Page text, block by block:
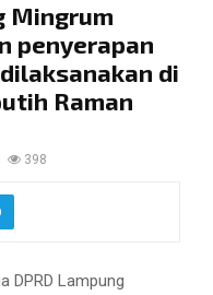
Mingrum
penyerapan
di
Raman
398
DPRD Lampung